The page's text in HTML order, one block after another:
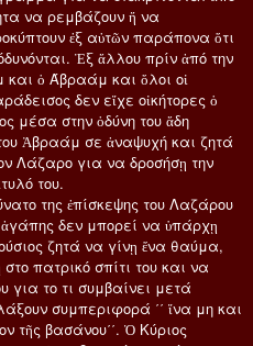
να ρεμβάζουν ἤ να
ἐξ αὐτῶν παράπονα ὅτι
Ἐξ ἄλλου πρίν ἀπό την
ὁ Άβραάμ και ὄλοι οἱ
δεν εἴχε οἰκήτορες ὁ
μέσα στην ὀδύνη του ἄδη
Ἀβραάμ σε ἀναψυχή και ζητά
Λάζαρο για να δροσήσῃ την
του.
της ἐπίσκεψης του Λαζάρου
δεν μπορεί να ὑπάρχῃ
ζητά να γίνῃ ἕνα θαύμα,
πατρικό σπίτι του και να
για το τι συμβαίνει μετά
συμπεριφορά ΄΄ ἵνα μη και
τῆς βασάνου΄΄. Ὁ Κύριος